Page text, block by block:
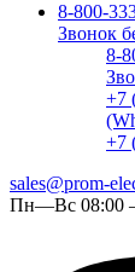
8-800-
Звонок
8-
+7
+7
sales@prom-
Пн—Вс 08:00